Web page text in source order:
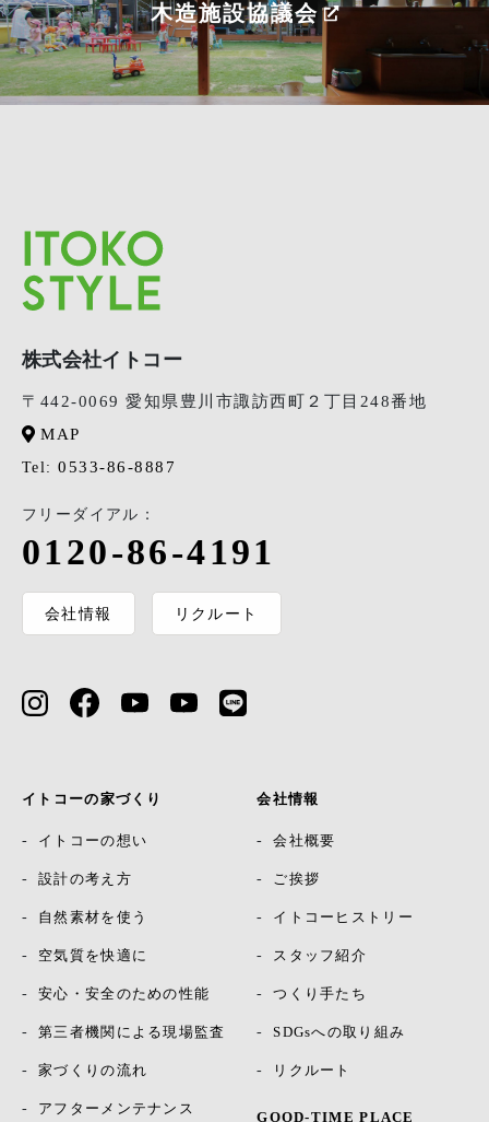
木造施設協議会
株式会社イトコー
〒442-0069 愛知県豊川市諏訪西町２丁目248番地
MAP
Tel: 0533-86-8887
フリーダイアル：
0120-86-4191
会社情報 リクルート
イトコーの家づくり
イトコーの想い
設計の考え方
自然素材を使う
空気質を快適に
安心・安全のための性能
第三者機関による現場監査
家づくりの流れ
アフターメンテナンス
会社情報
会社概要
ご挨拶
イトコーヒストリー
スタッフ紹介
つくり手たち
SDGsへの取り組み
リクルート
GOOD-TIME PLACE